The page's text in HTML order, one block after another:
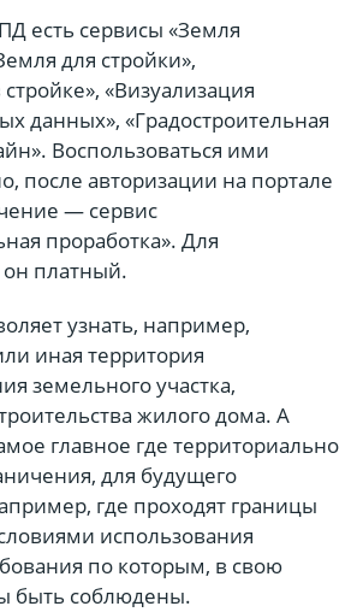
есть сервисы «Земля
для стройки»,
«Визуализация
данных», «Градостроительная
Воспользоваться ими
после авторизации на портале
— сервис
проработка». Для
платный.
узнать, например,
иная территория
земельного участка,
жилого дома. А
главное где территориально
для будущего
где проходят границы
использования
по которым, в свою
быть соблюдены.